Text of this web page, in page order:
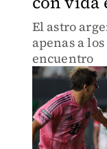
El astro
apenas a
encuentro